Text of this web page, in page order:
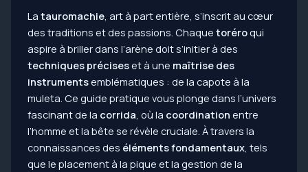
La tauromachie, art à part entière, s’inscrit au cœur
des traditions et des passions. Chaque toréroqui
aspire à briller dans l’arène doit s’initier à des
techniques préciseset à une maîtrise des
instrumentsemblématiques : de la capote à la
muleta. Ce guide pratique vous plonge dans l’univers
fascinant de la corrida, où la coordination entre
l’homme et la bête se révèle cruciale. À travers la
connaissances des éléments fondamentaux, tels
que le placement à la pique et la gestion de la